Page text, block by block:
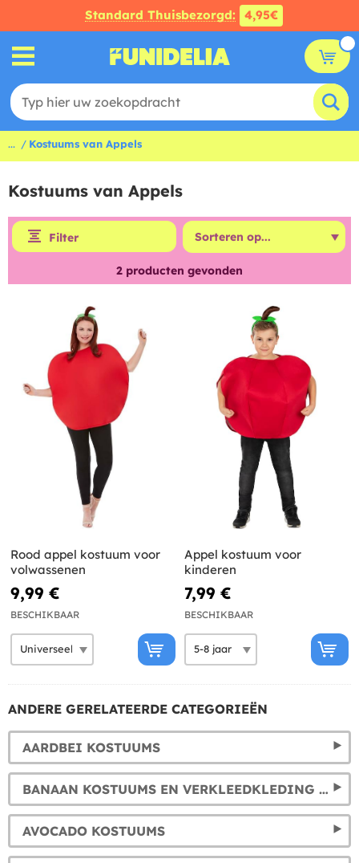
Standard Thuisbezorgd: 4,95€
... Kostuums van Appels
Kostuums van Appels
Filter
2 producten gevonden
Rood appel kostuum voor
volwassenen
9,99 €
BESCHIKBAAR
Appel kostuum voor
kinderen
7,99 €
BESCHIKBAAR
ANDERE GERELATEERDE CATEGORIEËN
AARDBEI KOSTUUMS
BANAAN KOSTUUMS EN VERKLEEDKLEDING OUTFITS
AVOCADO KOSTUUMS